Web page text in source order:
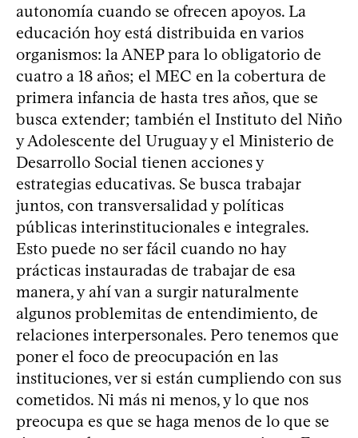
autonomía cuando se ofrecen apoyos. La
educación hoy está distribuida en varios
organismos: la ANEP para lo obligatorio de
cuatro a 18 años; el MEC en la cobertura de
primera infancia de hasta tres años, que se
busca extender; también el Instituto del Niño
y Adolescente del Uruguay y el Ministerio de
Desarrollo Social tienen acciones y
estrategias educativas. Se busca trabajar
juntos, con transversalidad y políticas
públicas interinstitucionales e integrales.
Esto puede no ser fácil cuando no hay
prácticas instauradas de trabajar de esa
manera, y ahí van a surgir naturalmente
algunos problemitas de entendimiento, de
relaciones interpersonales. Pero tenemos que
poner el foco de preocupación en las
instituciones, ver si están cumpliendo con sus
cometidos. Ni más ni menos, y lo que nos
preocupa es que se haga menos de lo que se